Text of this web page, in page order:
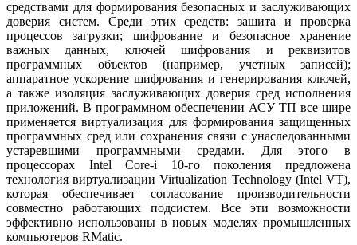
средствами для формирования безопасных и заслуживающих
доверия систем. Среди этих средств: защита и проверка
процессов загрузки; шифрование и безопасное хранение
важных данных, ключей шифрования и реквизитов
программных объектов (например, учетных записей);
аппаратное ускорение шифрования и генерирования ключей,
а также изоляция заслуживающих доверия сред исполнения
приложений. В программном обеспечении АСУ ТП все шире
применяется виртуализация для формирования защищенных
программных сред или сохранения связи с унаследованными
устаревшими программными средами. Для этого в
процессорах Intel Core-i 10‑го поколения предложена
технология виртуализации Virtua­lization Technology (Intel VT),
которая обеспечивает согласование производительности
совместно работающих подсистем. Все эти возможности
эффективно использованы в новых моделях промышленных
компьютеров RMatic.